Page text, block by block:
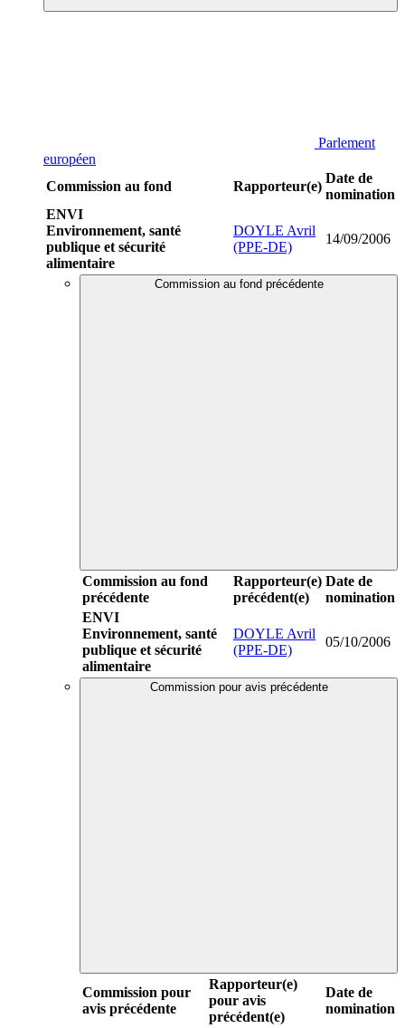
Parlement
européen
Commission au fond
Rapporteur(e)
Date de
nomination
ENVI
Environnement, santé
publique et sécurité
alimentaire
DOYLE Avril
(PPE-DE)
14/09/2006
Commission au fond précédente
Commission au fond
précédente
Rapporteur(e)
précédent(e)
Date de
nomination
ENVI
Environnement, santé
publique et sécurité
alimentaire
DOYLE Avril
(PPE-DE)
05/10/2006
Commission pour avis précédente
Commission pour
avis précédente
Rapporteur(e)
pour avis
précédent(e)
Date de
nomination